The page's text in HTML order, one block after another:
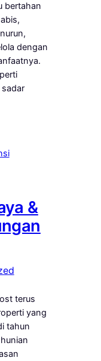
bertahan
dengan
&
terus
yang
tahun